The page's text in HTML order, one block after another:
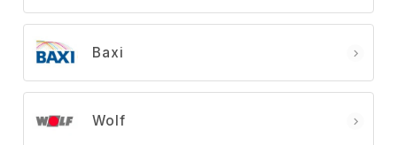
Baxi
Wolf